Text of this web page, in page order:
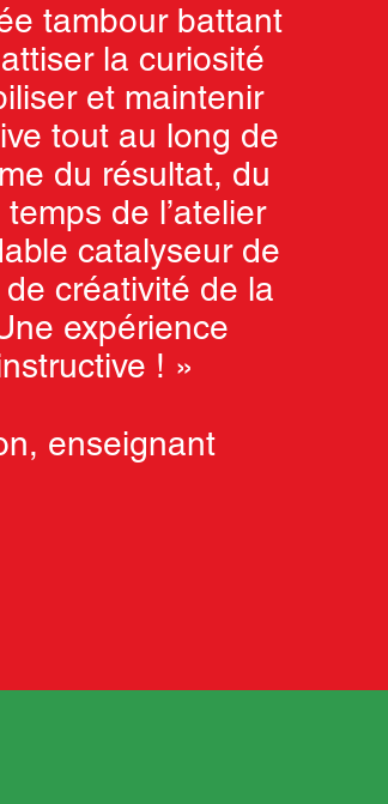
tambour battant
la curiosité
et maintenir
tout au long de
du résultat, du
de l’atelier
catalyseur de
créativité de la
expérience
! »
enseignant